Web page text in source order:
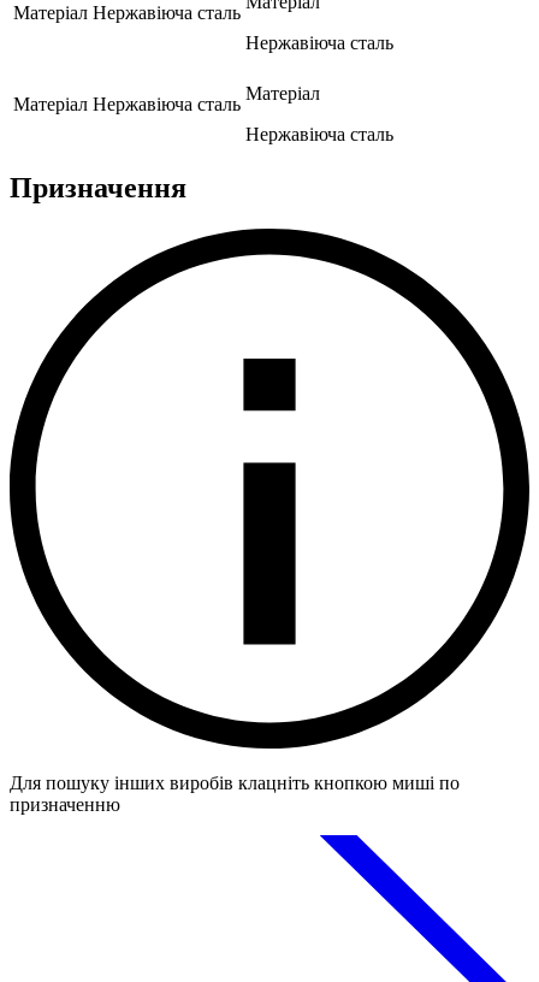
Матеріал Нержавіюча сталь
Нержавіюча сталь
Матеріал Нержавіюча сталь
Матеріал
Нержавіюча сталь
Призначення
Для пошуку інших виробів клацніть кнопкою миші по
призначенню